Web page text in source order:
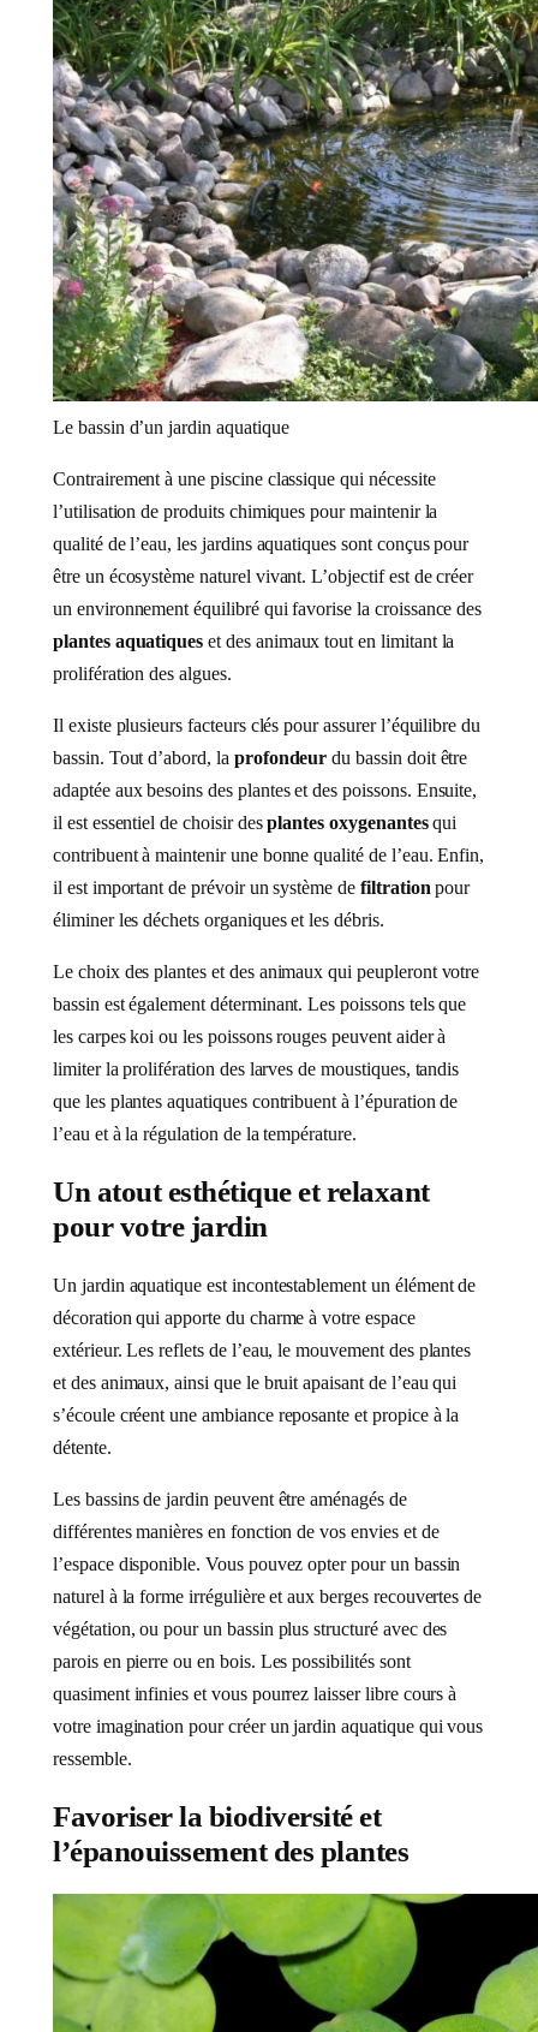
Le bassin d’un jardin aquatique
Contrairement à une piscine classique qui nécessite
l’utilisation de produits chimiques pour maintenir la
qualité de l’eau, les jardins aquatiques sont conçus pour
être un écosystème naturel vivant. L’objectif est de créer
un environnement équilibré qui favorise la croissance des
plantes aquatiques et des animaux tout en limitant la
prolifération des algues.
Il existe plusieurs facteurs clés pour assurer l’équilibre du
bassin. Tout d’abord, la profondeur du bassin doit être
adaptée aux besoins des plantes et des poissons. Ensuite,
il est essentiel de choisir desplantes oxygenantesqui
contribuent à maintenir une bonne qualité de l’eau. Enfin,
il est important de prévoir un système de filtration pour
éliminer les déchets organiques et les débris.
Le choix des plantes et des animaux qui peupleront votre
bassin est également déterminant. Les poissons tels que
les carpes koi ou les poissons rouges peuvent aider à
limiter la prolifération des larves de moustiques, tandis
que les plantes aquatiques contribuent à l’épuration de
l’eau et à la régulation de la température.
Un atout esthétique et relaxant
pour votre jardin
Un jardin aquatique est incontestablement un élément de
décoration qui apporte du charme à votre espace
extérieur. Les reflets de l’eau, le mouvement des plantes
et des animaux, ainsi que le bruit apaisant de l’eau qui
s’écoule créent une ambiance reposante et propice à la
détente.
Les bassins de jardin peuvent être aménagés de
différentes manières en fonction de vos envies et de
l’espace disponible. Vous pouvez opter pour un bassin
naturel à la forme irrégulière et aux berges recouvertes de
végétation, ou pour un bassin plus structuré avec des
parois en pierre ou en bois. Les possibilités sont
quasiment infinies et vous pourrez laisser libre cours à
votre imagination pour créer un jardin aquatique qui vous
ressemble.
Favoriser la biodiversité et
l’épanouissement des plantes